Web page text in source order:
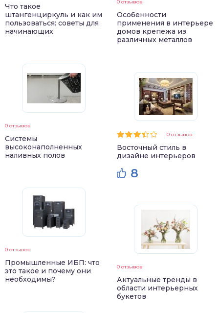
Что такое
штангенциркуль и как им
пользоваться: советы для
начинающих
0 отзывов
Системы
высоконаполненных
наливных полов
0 отзывов
Промышленные ИБП: что
это такое и почему они
необходимы?
0 отзывов
Особенности
применения в интерьере
домов крепежа из
различных металлов
0 отзывов
Восточный стиль в
дизайне интерьеров
8
0 отзывов
Актуальные тренды в
области интерьерных
букетов